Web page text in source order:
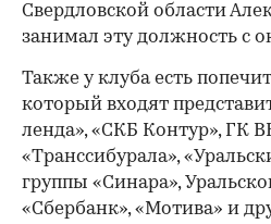
00:00
Свердловской области
занимал эту должность с
Также у клуба есть
который входят
ленда», «СКБ Контур», ГК
«Транссибурала»,
группы «Синара»,
«Сбербанк», «Мотива» и